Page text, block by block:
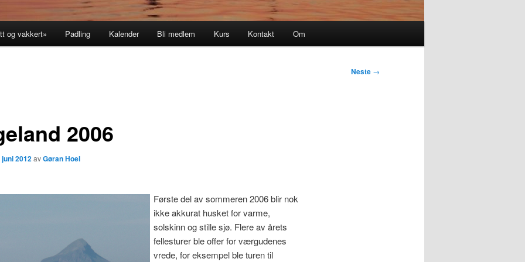
og vakkert» Padling Kalender Bli medlem Kurs Kontakt Om
Neste →
2006
juni 2012avGøran Hoel
Første del av sommeren 2006 blir nok
ikke akkurat husket for varme,
solskinn og stille sjø. Flere av årets
fellesturer ble offer for værgudenes
vrede, for eksempel ble turen til